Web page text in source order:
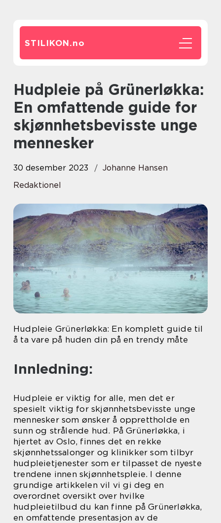
STILIKON.no
Hudpleie på Grünerløkka:
En omfattende guide for
skjønnhetsbevisste unge
mennesker
30 desember 2023
Johanne Hansen
Redaktionel
Hudpleie Grünerløkka: En komplett guide til
å ta vare på huden din på en trendy måte
Innledning:
Hudpleie er viktig for alle, men det er
spesielt viktig for skjønnhetsbevisste unge
mennesker som ønsker å opprettholde en
sunn og strålende hud. På Grünerløkka, i
hjertet av Oslo, finnes det en rekke
skjønnhetssalonger og klinikker som tilbyr
hudpleietjenester som er tilpasset de nyeste
trendene innen skjønnhetspleie. I denne
grundige artikkelen vil vi gi deg en
overordnet oversikt over hvilke
hudpleietilbud du kan finne på Grünerløkka,
en omfattende presentasjon av de